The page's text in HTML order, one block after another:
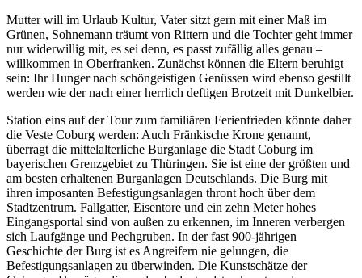
Mutter will im Urlaub Kultur, Vater sitzt gern mit einer Maß im
Grünen, Sohnemann träumt von Rittern und die Tochter geht immer
nur widerwillig mit, es sei denn, es passt zufällig alles genau –
willkommen in Oberfranken. Zunächst können die Eltern beruhigt
sein: Ihr Hunger nach schöngeistigen Genüssen wird ebenso gestillt
werden wie der nach einer herrlich deftigen Brotzeit mit Dunkelbier.
Station eins auf der Tour zum familiären Ferienfrieden könnte daher
die Veste Coburg werden: Auch Fränkische Krone genannt,
überragt die mittelalterliche Burganlage die Stadt Coburg im
bayerischen Grenzgebiet zu Thüringen. Sie ist eine der größten und
am besten erhaltenen Burganlagen Deutschlands. Die Burg mit
ihren imposanten Befestigungsanlagen thront hoch über dem
Stadtzentrum. Fallgatter, Eisentore und ein zehn Meter hohes
Eingangsportal sind von außen zu erkennen, im Inneren verbergen
sich Laufgänge und Pechgruben. In der fast 900-jährigen
Geschichte der Burg ist es Angreifern nie gelungen, die
Befestigungsanlagen zu überwinden. Die Kunstschätze der